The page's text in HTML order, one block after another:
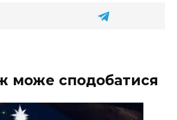
може сподобатися